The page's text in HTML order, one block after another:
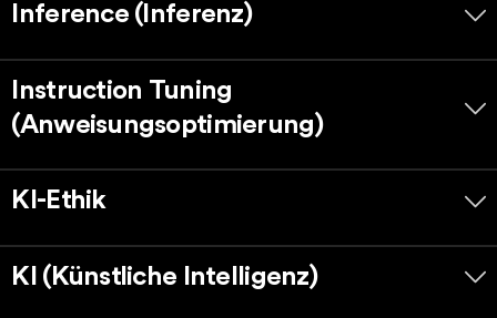
Inference (Inferenz)
Instruction Tuning
(Anweisungsoptimierung)
KI-Ethik
KI (Künstliche Intelligenz)